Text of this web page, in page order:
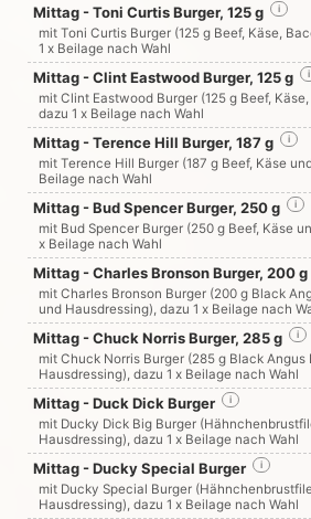
Mittag - Toni Curtis Burger, 125 g i
mit Toni Curtis Burger (125 g Beef, Käse,
1 x Beilage nach Wahl
Mittag - Clint Eastwood Burger, 125 g i
mit Clint Eastwood Burger (125 g Beef,
dazu 1 x Beilage nach Wahl
Mittag - Terence Hill Burger, 187 g i
mit Terence Hill Burger (187 g Beef, Käse
Beilage nach Wahl
Mittag - Bud Spencer Burger, 250 g i
mit Bud Spencer Burger (250 g Beef, Käse
x Beilage nach Wahl
Mittag - Charles Bronson Burger, 200 g
mit Charles Bronson Burger (200 g Black
und Hausdressing), dazu 1 x Beilage nach
Mittag - Chuck Norris Burger, 285 g i
mit Chuck Norris Burger (285 g Black Angus
Hausdressing), dazu 1 x Beilage nach Wahl
Mittag - Duck Dick Burger i
mit Ducky Dick Big Burger
Hausdressing), dazu 1 x Beilage nach Wahl
Mittag - Ducky Special Burger i
mit Ducky Special Burger
Hausdressing), dazu 1 x Beilage nach Wahl